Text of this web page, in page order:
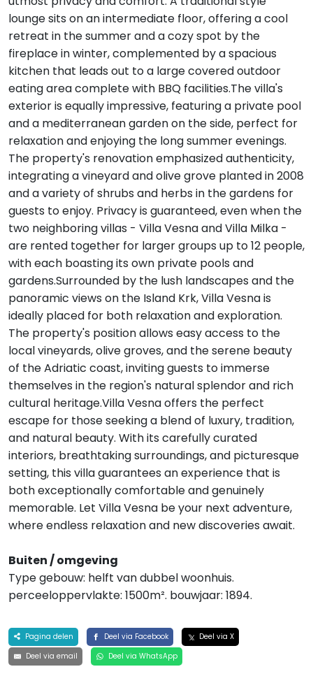
lounge sits on an intermediate floor, offering a cool
retreat in the summer and a cozy spot by the
fireplace in winter, complemented by a spacious
kitchen that leads out to a large covered outdoor
eating area complete with BBQ facilities.The villa's
exterior is equally impressive, featuring a private pool
and a mediterranean garden on the side, perfect for
relaxation and enjoying the long summer evenings.
The property's renovation emphasized authenticity,
integrating a vineyard and olive grove planted in 2008
and a variety of shrubs and herbs in the gardens for
guests to enjoy. Privacy is guaranteed, even when the
two neighboring villas - Villa Vesna and Villa Milka -
are rented together for larger groups up to 12 people,
with each boasting its own private pools and
gardens.Surrounded by the lush landscapes and the
panoramic views on the Island Krk, Villa Vesna is
ideally placed for both relaxation and exploration.
The property's position allows easy access to the
local vineyards, olive groves, and the serene beauty
of the Adriatic coast, inviting guests to immerse
themselves in the region's natural splendor and rich
cultural heritage.Villa Vesna offers the perfect
escape for those seeking a blend of luxury, tradition,
and natural beauty. With its carefully curated
interiors, breathtaking surroundings, and picturesque
setting, this villa guarantees an experience that is
both exceptionally comfortable and genuinely
memorable. Let Villa Vesna be your next adventure,
where endless relaxation and new discoveries await.
Buiten / omgeving
Type gebouw: helft van dubbel woonhuis.
perceeloppervlakte: 1500m². bouwjaar: 1894.
Pagina delen Deel via Facebook
Deel via X
Deel via email
Deel via WhatsApp